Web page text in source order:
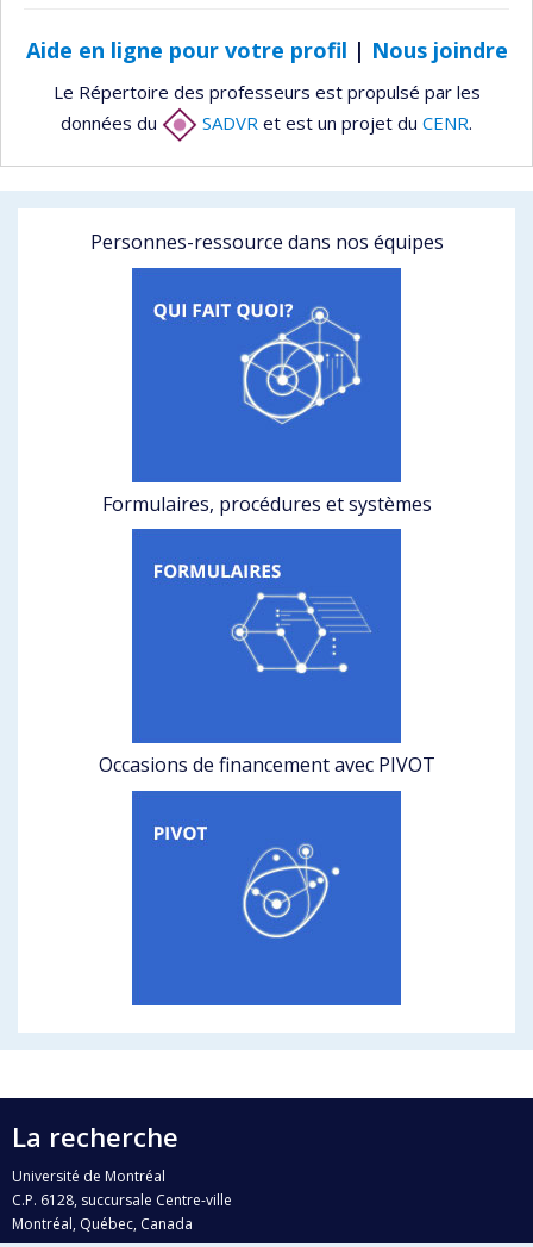
Aide en ligne pour votre profil | Nous joindre
Le Répertoire des professeurs est propulsé par les
données du
SADVR et est un projet du CENR.
Personnes-ressource dans nos équipes
Formulaires, procédures et systèmes
Occasions de financement avec PIVOT
La recherche
Université de Montréal
C.P. 6128, succursale Centre-ville
Montréal, Québec, Canada